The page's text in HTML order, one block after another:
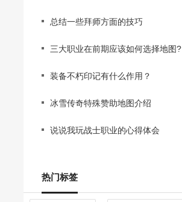
总结一些拜师方面的技巧
三大职业在前期应该如何选择地图?
装备不朽印记有什么作用？
冰雪传奇特殊赞助地图介绍
说说我玩战士职业的心得体会
热门标签